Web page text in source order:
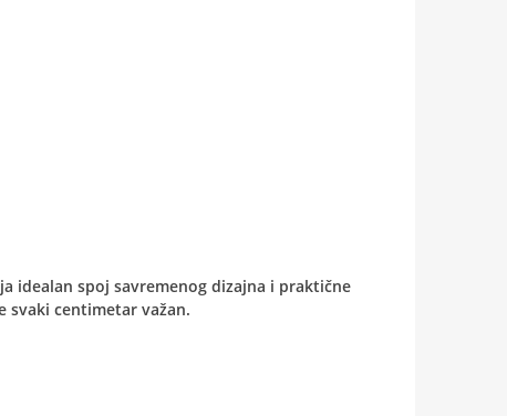
idealan spoj savremenog dizajna i praktične
svaki centimetar važan.